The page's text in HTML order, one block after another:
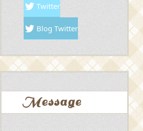
Twitter
Blog Twitter
Message